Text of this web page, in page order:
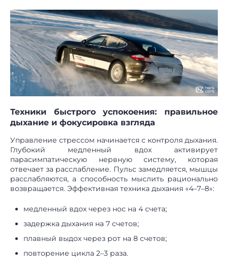
Техники быстрого успокоения: правильное
дыхание и фокусировка взгляда
Управление стрессом начинается с контроля дыхания.
Глубокий медленный вдох активирует
парасимпатическую нервную систему, которая
отвечает за расслабление. Пульс замедляется, мышцы
расслабляются, а способность мыслить рационально
возвращается. Эффективная техника дыхания «4–7–8»:
медленный вдох через нос на 4 счета;
задержка дыхания на 7 счетов;
плавный выдох через рот на 8 счетов;
повторение цикла 2–3 раза.